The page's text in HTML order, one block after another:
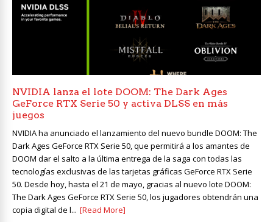
NVIDIA lanza el lote DOOM: The Dark Ages
GeForce RTX Serie 50 y activa DLSS en más
juegos
NVIDIA ha anunciado el lanzamiento del nuevo bundle DOOM: The
Dark Ages GeForce RTX Serie 50, que permitirá a los amantes de
DOOM dar el salto a la última entrega de la saga con todas las
tecnologías exclusivas de las tarjetas gráficas GeForce RTX Serie
50. Desde hoy, hasta el 21 de mayo, gracias al nuevo lote DOOM:
The Dark Ages GeForce RTX Serie 50, los jugadores obtendrán una
copia digital de l... [Read More]